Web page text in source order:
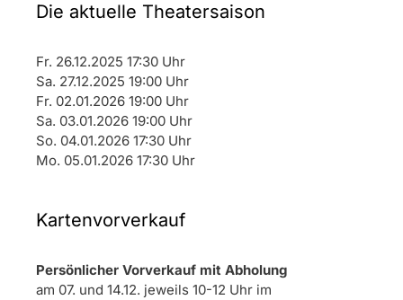
Die aktuelle Theatersaison
Fr. 26.12.2025 17:30 Uhr
Sa. 27.12.2025 19:00 Uhr
Fr. 02.01.2026 19:00 Uhr
Sa. 03.01.2026 19:00 Uhr
So. 04.01.2026 17:30 Uhr
Mo. 05.01.2026 17:30 Uhr
Kartenvorverkauf
Persönlicher Vorverkauf mit Abholung
am 07. und 14.12. jeweils 10-12 Uhr im